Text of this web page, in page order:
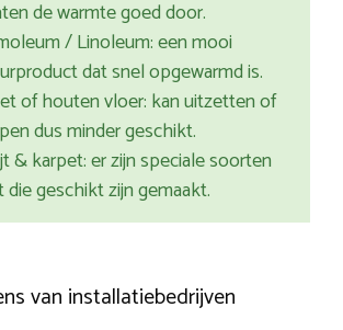
de warmte goed door.
/ Linoleum: een mooi
dat snel opgewarmd is.
of houten vloer: kan uitzetten of
dus minder geschikt.
& karpet: er zijn speciale soorten
die geschikt zijn gemaakt.
van installatiebedrijven